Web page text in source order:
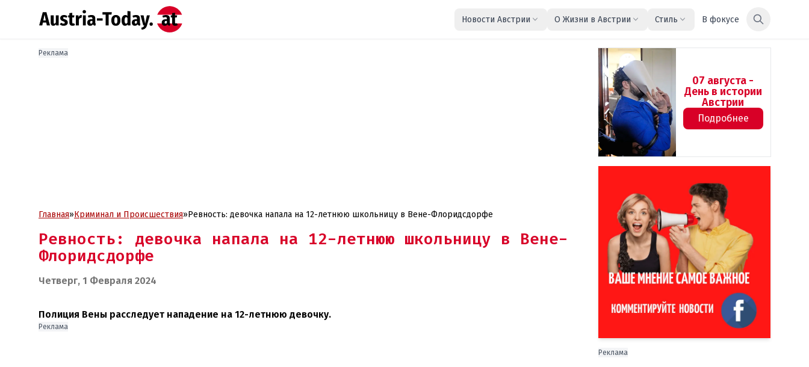
Новости Австрии О Жизни в Австрии Стиль В фокусе
Реклама
Главная»Криминал и Проиcшествия»Ревность: девочка напала на 12-летнюю школьницу в Вене-Флоридсдорфе
Ревность: девочка напала на 12-летнюю школьницу в Вене-
Флоридсдорфе
Четверг, 1 Февраля 2024
Полиция Вены расследует нападение на 12-летнюю девочку.
Реклама
07 августа -
День в истории
Австрии
Подробнее
Реклама